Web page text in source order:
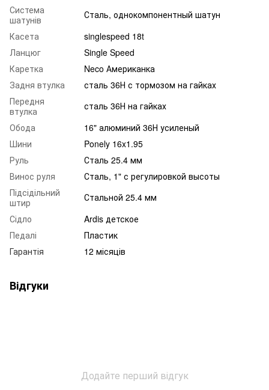
Система
шатунів
Сталь, однокомпонентный шатун
Касета
singlespeed 18t
Ланцюг
Single Speed
Каретка
Neco Американка
Задня втулка
сталь 36Н с тормозом на гайках
Передня
втулка
сталь 36Н на гайках
Обода
16" алюминий 36Н усиленый
Шини
Ponely 16x1.95
Руль
Сталь 25.4 мм
Винос руля
Сталь, 1" с регулировкой высоты
Підсідільний
штир
Стальной 25.4 мм
Сідло
Ardis детское
Педалі
Пластик
Гарантія
12 місяців
Відгуки
Додайте перший відгук